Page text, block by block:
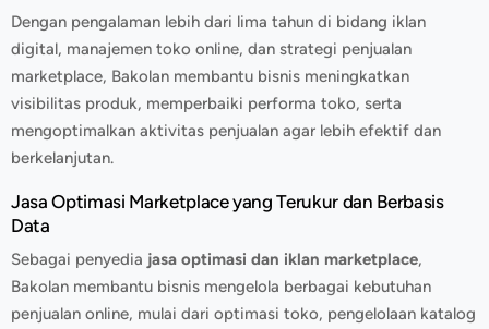
Dengan pengalaman lebih dari lima tahun di bidang iklan
digital, manajemen toko online, dan strategi penjualan
marketplace, Bakolan membantu bisnis meningkatkan
visibilitas produk, memperbaiki performa toko, serta
mengoptimalkan aktivitas penjualan agar lebih efektif dan
berkelanjutan.
Jasa Optimasi Marketplace yang Terukur dan Berbasis
Data
Sebagai penyedia jasa optimasi dan iklan marketplace,
Bakolan membantu bisnis mengelola berbagai kebutuhan
penjualan online, mulai dari optimasi toko, pengelolaan katalog